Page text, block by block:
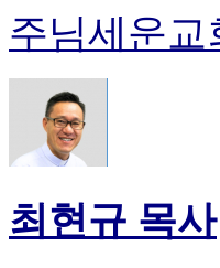
주님세운교
최현규 목사